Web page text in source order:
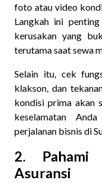
foto atau video
Langkah ini
kerusakan yang
terutama saat sewa
Selain itu, cek
klakson, dan
kondisi prima akan
keselamatan
perjalanan bisnis di
2. Pahami
Asuransi